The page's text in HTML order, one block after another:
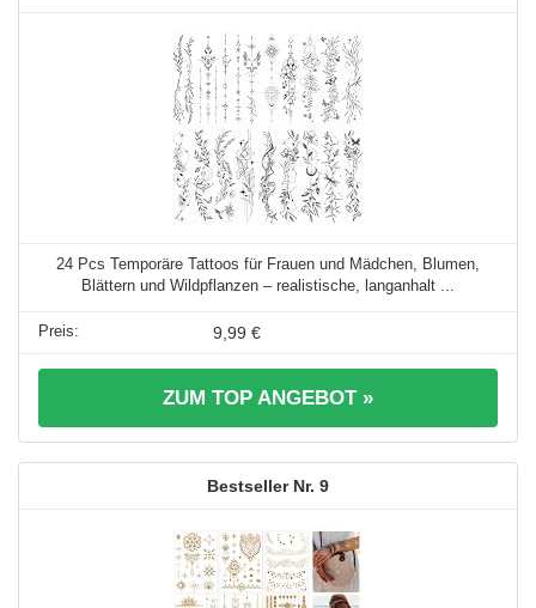
24 Pcs Temporäre Tattoos für Frauen und Mädchen, Blumen,
Blättern und Wildpflanzen – realistische, langanhalt ...
9,99 €
ZUM TOP ANGEBOT »
9